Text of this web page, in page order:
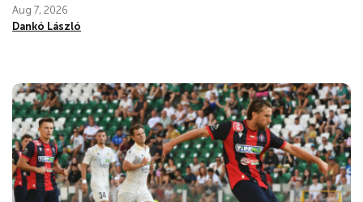
Aug 7, 2026
Dankó László